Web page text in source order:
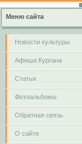
Меню сайта
Новости культуры
Афиша Кургана
Cтатьи
Фотоальбомы
Обратная связь
О сайте